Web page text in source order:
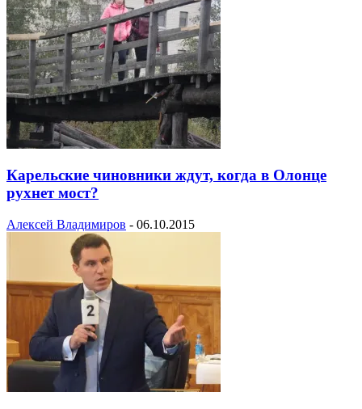
Карельские чиновники ждут, когда в Олонце
рухнет мост?
Алексей Владимиров - 06.10.2015